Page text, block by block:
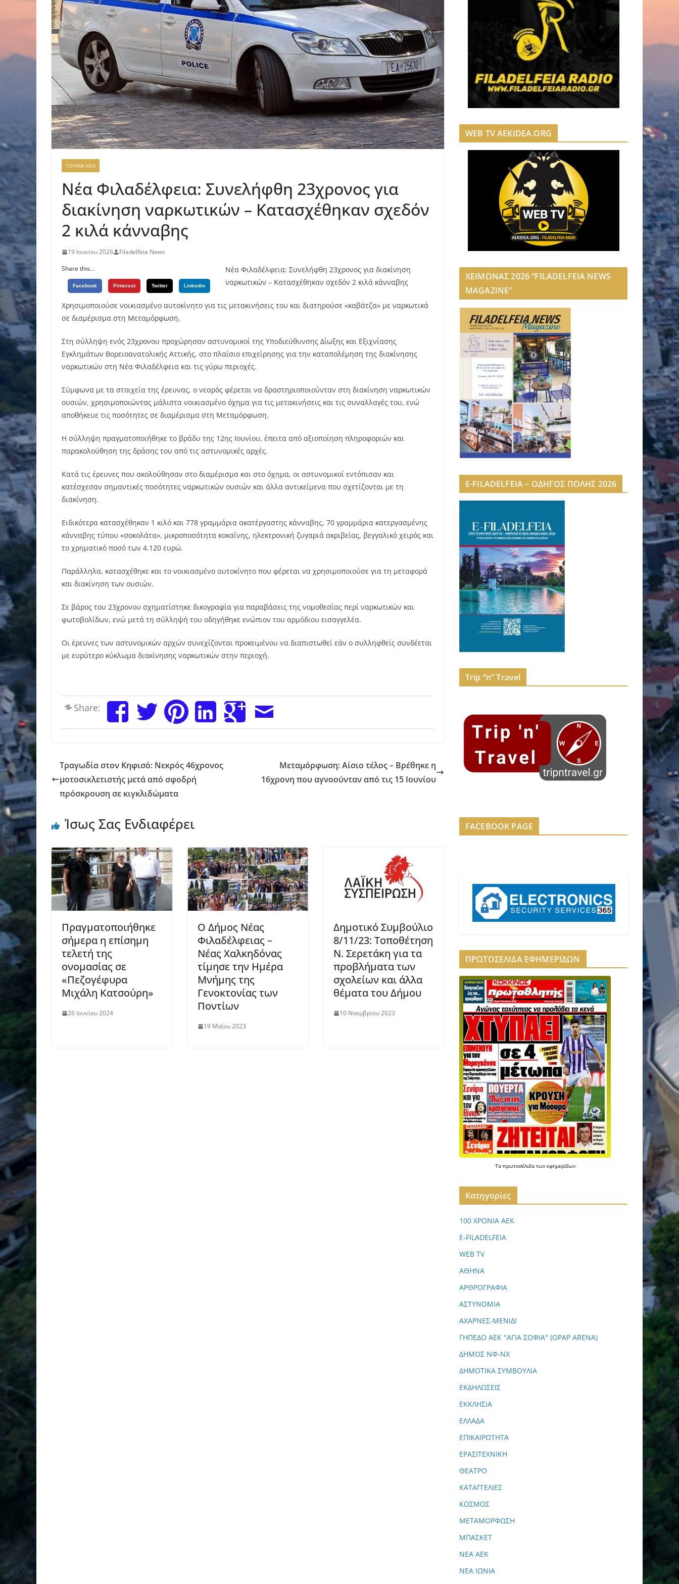
ΤΟΠΙΚΑ ΝΕΑ
Νέα Φιλαδέλφεια: Συνελήφθη 23χρονος για
διακίνηση ναρκωτικών – Κατασχέθηκαν σχεδόν
2 κιλά κάνναβης
19 Ιουνίου 2026
Filadelfeia News
Share this...
Facebook Pinterest Twitter Linkedin
Νέα Φιλαδέλφεια: Συνελήφθη 23χρονος για διακίνηση
ναρκωτικών – Κατασχέθηκαν σχεδόν 2 κιλά κάνναβης
Χρησιμοποιούσε νοικιασμένο αυτοκίνητο για τις μετακινήσεις του και διατηρούσε «καβάτζα» με ναρκωτικά
σε διαμέρισμα στη Μεταμόρφωση.
Στη σύλληψη ενός 23χρονου προχώρησαν αστυνομικοί της Υποδιεύθυνσης Δίωξης και Εξιχνίασης
Εγκλημάτων Βορειοανατολικής Αττικής, στο πλαίσιο επιχείρησης για την καταπολέμηση της διακίνησης
ναρκωτικών στη Νέα Φιλαδέλφεια και τις γύρω περιοχές.
Σύμφωνα με τα στοιχεία της έρευνας, ο νεαρός φέρεται να δραστηριοποιούνταν στη διακίνηση ναρκωτικών
ουσιών, χρησιμοποιώντας μάλιστα νοικιασμένο όχημα για τις μετακινήσεις και τις συναλλαγές του, ενώ
αποθήκευε τις ποσότητες σε διαμέρισμα στη Μεταμόρφωση.
Η σύλληψη πραγματοποιήθηκε το βράδυ της 12ης Ιουνίου, έπειτα από αξιοποίηση πληροφοριών και
παρακολούθηση της δράσης του από τις αστυνομικές αρχές.
Κατά τις έρευνες που ακολούθησαν στο διαμέρισμα και στο όχημα, οι αστυνομικοί εντόπισαν και
κατέσχεσαν σημαντικές ποσότητες ναρκωτικών ουσιών και άλλα αντικείμενα που σχετίζονται με τη
διακίνηση.
Ειδικότερα κατασχέθηκαν 1 κιλό και 778 γραμμάρια ακατέργαστης κάνναβης, 70 γραμμάρια κατεργασμένης
κάνναβης τύπου «σοκολάτα», μικροποσότητα κοκαΐνης, ηλεκτρονική ζυγαριά ακριβείας, βεγγαλικό χειρός και
το χρηματικό ποσό των 4.120 ευρώ.
Παράλληλα, κατασχέθηκε και το νοικιασμένο αυτοκίνητο που φέρεται να χρησιμοποιούσε για τη μεταφορά
και διακίνηση των ουσιών.
Σε βάρος του 23χρονου σχηματίστηκε δικογραφία για παραβάσεις της νομοθεσίας περί ναρκωτικών και
φωτοβολίδων, ενώ μετά τη σύλληψή του οδηγήθηκε ενώπιον του αρμόδιου εισαγγελέα.
Οι έρευνες των αστυνομικών αρχών συνεχίζονται προκειμένου να διαπιστωθεί εάν ο συλληφθείς συνδέεται
με ευρύτερο κύκλωμα διακίνησης ναρκωτικών στην περιοχή.
Share:
Τραγωδία στον Κηφισό: Νεκρός 46χρονος
μοτοσικλετιστής μετά από σφοδρή
πρόσκρουση σε κιγκλιδώματα
Μεταμόρφωση: Αίσιο τέλος – Βρέθηκε η
16χρονη που αγνοούνταν από τις 15 Ιουνίου
Ίσως Σας Ενδιαφέρει
Πραγματοποιήθηκε
σήμερα η επίσημη
τελετή της
ονομασίας σε
«Πεζογέφυρα
Μιχάλη Κατσούρη»
26 Ιουνίου 2024
Ο Δήμος Νέας
Φιλαδέλφειας –
Νέας Χαλκηδόνας
τίμησε την Ημέρα
Μνήμης της
Γενοκτονίας των
Ποντίων
19 Μαΐου 2023
Δημοτικό Συμβούλιο
8/11/23: Τοποθέτηση
Ν. Σερετάκη για τα
πρoβλήματα των
σχολείων και άλλα
θέματα του Δήμου
10 Νοεμβρίου 2023
WEB TV AEKIDEA.ORG
ΧΕΙΜΩΝΑΣ 2026 “FILADELFEIA NEWS
MAGAZINE”
E-FILADELFEIA – ΟΔΗΓΟΣ ΠΟΛΗΣ 2026
Trip “n” Travel
FACEBOOK PAGE
ΠΡΩΤΟΣΕΛΙΔΑ ΕΦΗΜΕΡΙΔΩΝ
Τα πρωτοσέλιδα των εφημερίδων
Kατηγορίες
100 ΧΡΟΝΙΑ ΑΕΚ
E-FILADELFEIA
WEB TV
ΑΘΗΝΑ
ΑΡΘΡΟΓΡΑΦΙΑ
ΑΣΤΥΝΟΜΙΑ
ΑΧΑΡΝΕΣ-ΜΕΝΙΔΙ
ΓΗΠΕΔΟ ΑΕΚ "ΑΓΙΑ ΣΟΦΙΑ" (OPAP ARENA)
ΔΗΜΟΣ ΝΦ-ΝΧ
ΔΗΜΟΤΙΚΑ ΣΥΜΒΟΥΛΙΑ
ΕΚΔΗΛΩΣΕΙΣ
ΕΚΚΛΗΣΙΑ
ΕΛΛΑΔΑ
ΕΠΙΚΑΙΡΟΤΗΤΑ
ΕΡΑΣΙΤΕΧΝΙΚΗ
ΘΕΑΤΡΟ
ΚΑΤΑΓΓΕΛΙΕΣ
ΚΟΣΜΟΣ
ΜΕΤΑΜΟΡΦΩΣΗ
ΜΠΑΣΚΕΤ
ΝΕΑ ΑΕΚ
ΝΕΑ ΙΩΝΙΑ